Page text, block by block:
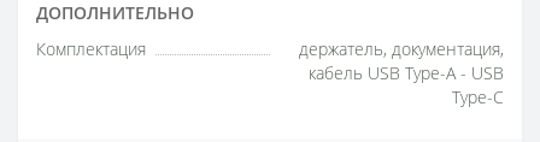
ДОПОЛНИТЕЛЬНО
Комплектация
держатель, документация,
кабель USB Type-A - USB
Type-C